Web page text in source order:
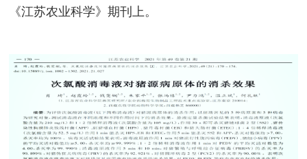
《江苏农业科学》期刊上。